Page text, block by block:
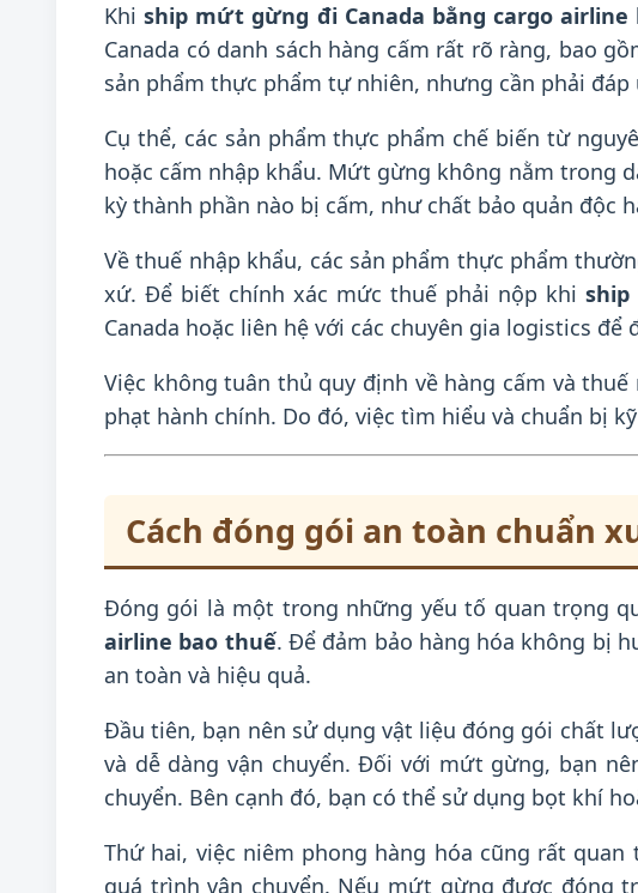
Khiship mứt gừng đi Canada bằng cargo airline
Canada có danh sách hàng cấm rất rõ ràng, bao
sản phẩm thực phẩm tự nhiên, nhưng cần phải
Cụ thể, các sản phẩm thực phẩm chế biến từ
hoặc cấm nhập khẩu. Mứt gừng không nằm trong
kỳ thành phần nào bị cấm, như chất bảo quản độc
Về thuế nhập khẩu, các sản phẩm thực phẩm
xứ. Để biết chính xác mức thuế phải nộp khi ship
Canada hoặc liên hệ với các chuyên gia logistics để
Việc không tuân thủ quy định về hàng cấm và
phạt hành chính. Do đó, việc tìm hiểu và chuẩn bị
Cách đóng gói an toàn chuẩn
Đóng gói là một trong những yếu tố quan trọng
airline bao thuế. Để đảm bảo hàng hóa không bị
an toàn và hiệu quả.
Đầu tiên, bạn nên sử dụng vật liệu đóng gói chất
và dễ dàng vận chuyển. Đối với mứt gừng, bạn
chuyển. Bên cạnh đó, bạn có thể sử dụng bọt khí
Thứ hai, việc niêm phong hàng hóa cũng rất
quá trình vận chuyển. Nếu mứt gừng được đóng